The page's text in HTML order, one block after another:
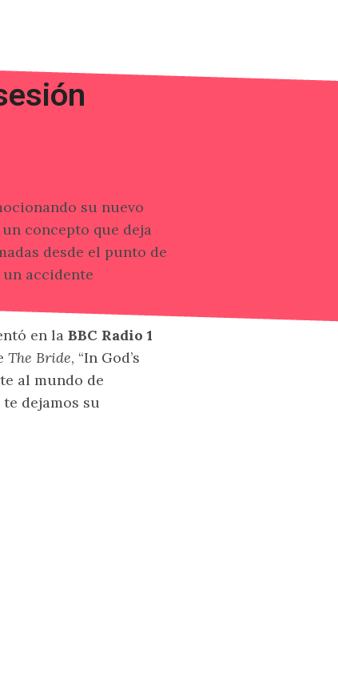
su nuevo
un concepto que deja
desde el punto de
accidente
en la BBC Radio 1
The Bride, “In God’s
al mundo de
dejamos su